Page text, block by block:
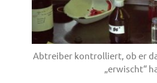
Abtreiber kontrolliert, ob er
„erwischt“